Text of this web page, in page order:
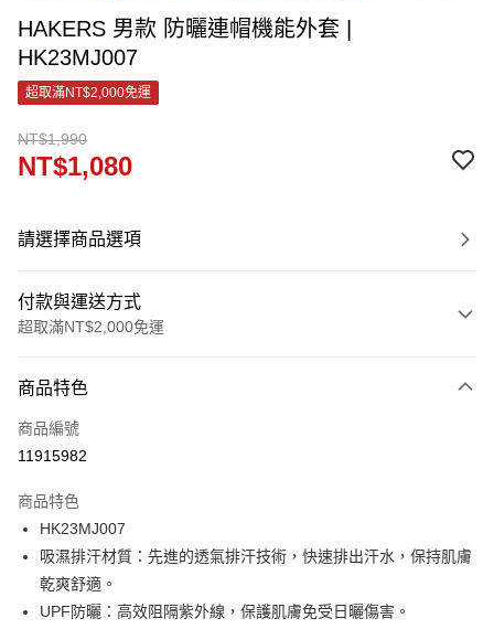
HAKERS 男款 防曬連帽機能外套 |
HK23MJ007
超取滿NT$2,000免運
NT$1,990
NT$1,080
請選擇商品選項
付款與運送方式
超取滿NT$2,000免運
信用卡一次付款
LINE Pay
街口支付
悠遊付
ATM付款
商品特色
商品編號
11915982
商品特色
HK23MJ007
吸濕排汗材質：先進的透氣排汗技術，快速排出汗水，保持肌膚
乾爽舒適。
UPF防曬：高效阻隔紫外線，保護肌膚免受日曬傷害。